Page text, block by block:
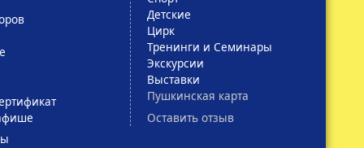
Детские
Цирк
Тренинги и Семинары
Экскурсии
Выставки
Пушкинская карта
Оставить отзыв